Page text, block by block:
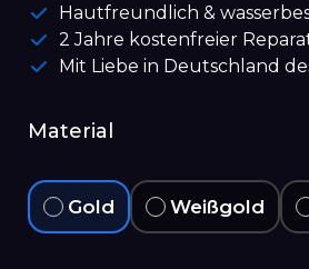
Hautfreundlich &
2 Jahre kostenfreier
Mit Liebe in Deutschland
Material
Gold Weißgold